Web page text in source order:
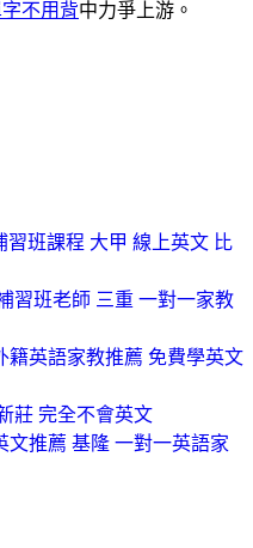
不用背中力爭上游。
習班課程 大甲 線上英文 比
習班老師 三重 一對一家教
籍英語家教推薦 免費學英文
莊 完全不會英文
文推薦 基隆 一對一英語家